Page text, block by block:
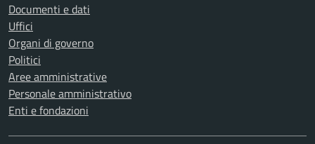
Documenti e dati
Uffici
Organi di governo
Politici
Aree amministrative
Personale amministrativo
Enti e fondazioni